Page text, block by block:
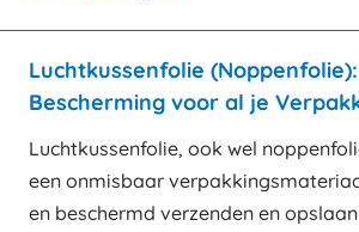
Luchtkussenfolie
Bescherming voor al je
Luchtkussenfolie, ook wel
een onmisbaar
en beschermd verzenden en